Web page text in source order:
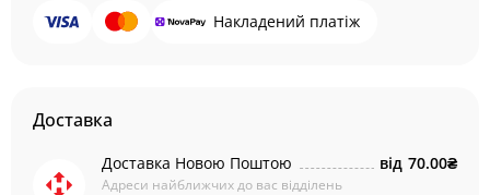
Накладений платіж
Доставка
Доставка Новою Поштою
Адреси найближчих до вас відділень
від 70.00₴